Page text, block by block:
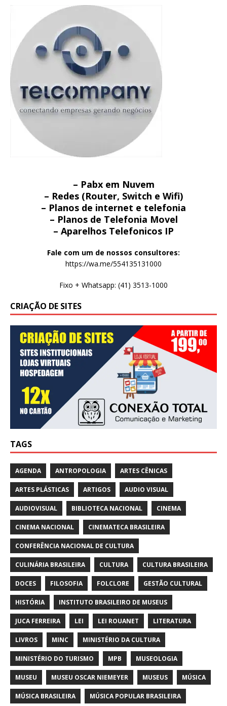
– Pabx em Nuvem
– Redes (Router, Switch e Wifi)
– Planos de internet e telefonia
– Planos de Telefonia Movel
– Aparelhos Telefonicos IP
Fale com um de nossos consultores:
https://wa.me/554135131000
Fixo + Whatsapp: (41) 3513-1000
CRIAÇÃO DE SITES
TAGS
AGENDA ANTROPOLOGIA ARTES CÊNICAS
ARTES PLÁSTICAS ARTIGOS AUDIO VISUAL
AUDIOVISUAL BIBLIOTECA NACIONAL CINEMA
CINEMA NACIONAL CINEMATECA BRASILEIRA
CONFERÊNCIA NACIONAL DE CULTURA
CULINÁRIA BRASILEIRA CULTURA CULTURA BRASILEIRA
DOCES FILOSOFIA FOLCLORE GESTÃO CULTURAL
HISTÓRIA INSTITUTO BRASILEIRO DE MUSEUS
JUCA FERREIRA LEI LEI ROUANET LITERATURA
LIVROS MINC MINISTÉRIO DA CULTURA
MINISTÉRIO DO TURISMO MPB MUSEOLOGIA
MUSEU MUSEU OSCAR NIEMEYER MUSEUS MÚSICA
MÚSICA BRASILEIRA MÚSICA POPULAR BRASILEIRA